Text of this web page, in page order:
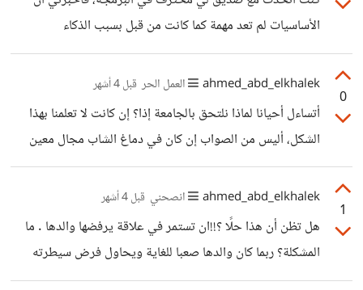
الأساسيات لم تعد مهمة كما كانت من قبل بسبب الذكاء
الاصطناعي، فالمراحل الأولى من كل عمل صار للذكاء الاصطناعي
قدرة كبيرة على أدائه، فصار تركيز المتخصصين في البرمجة على
المراحل المتقدمة والمحترفة التي لم يتمكن الذكاء الاصطناعي
من تطويره بعد.
0
ahmed_abd_elkhalek العمل الحر قبل 4 أشهر
أتساءل أحيانا لماذا نلتحق بالجامعة إذا؟ إن كانت لا تعلمنا بهذا
الشكل، أليس من الصواب إن كان في دماغ الشاب مجال معين
يمكنه إتقانه بالكورسات وسيتعلمه بالكورسات حتى وهو في
الكلية، لماذا التحق بالكلية من الأساس؟ أكل هذا بسبب النظرة
المجتمعية فقط!
1
ahmed_abd_elkhalek انصحني قبل 4 أشهر
هل تظن أن هذا حلًا ؟!!ان تستمر في علاقة يرفضها والدها . ما
المشكلة؟ ربما كان والدها صعبا للغاية ويحاول فرض سيطرته
واستخدام بنته كشيء ملكه يتحكم فيه كما يريد، ليس كل الآباء